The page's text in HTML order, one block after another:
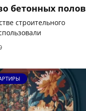
бетонных полов
строительного